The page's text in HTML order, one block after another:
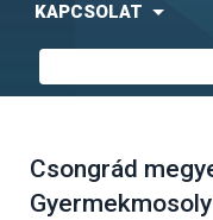
KAPCSOLAT
Csongrád